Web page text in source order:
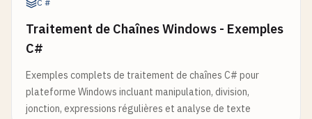
C#
Traitement de Chaînes Windows - Exemples
C#
Exemples complets de traitement de chaînes C# pour
plateforme Windows incluant manipulation, division,
jonction, expressions régulières et analyse de texte